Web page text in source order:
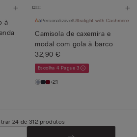
à
PersonalizávelUltralight with Cashmere
Camisola de caxemira e
modal com gola à barco
32,90 €
Escolha 4 Pague 3
+21
24 de 312 produtos